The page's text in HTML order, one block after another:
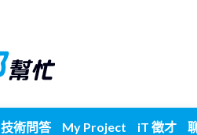
技術問答 My Project iT 徵才